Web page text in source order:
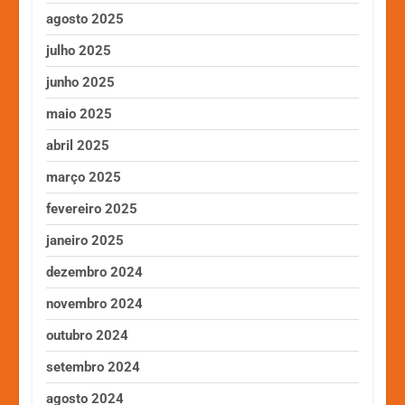
agosto 2025
julho 2025
junho 2025
maio 2025
abril 2025
março 2025
fevereiro 2025
janeiro 2025
dezembro 2024
novembro 2024
outubro 2024
setembro 2024
agosto 2024